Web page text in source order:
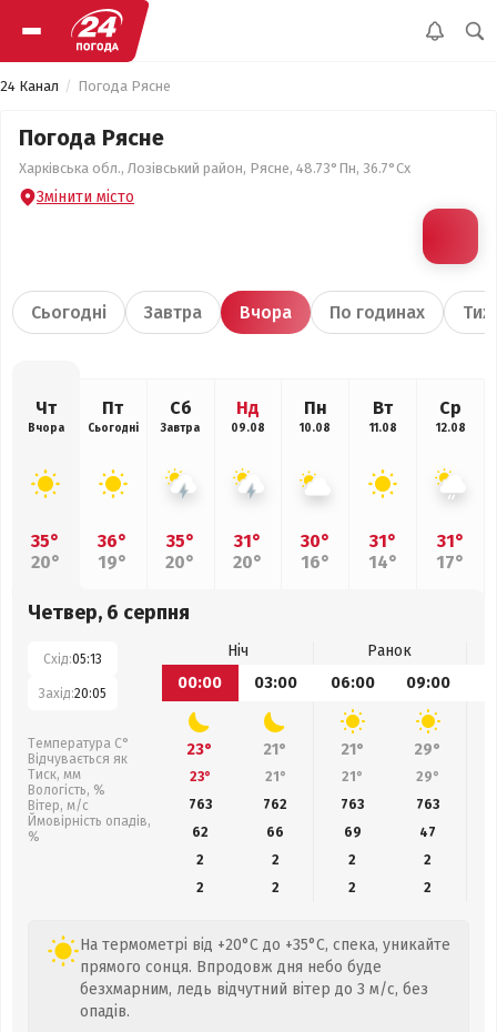
24 Канал Погода Рясне
Погода Рясне
Харківська обл., Лозівський район, Рясне, 48.73°Пн, 36.7°Сх
Змінити місто
Сьогодні Завтра Вчора По годинах
Чт
Вчора
35°
20°
Пт
Сьогодні
36°
19°
Сб
Завтра
35°
20°
Нд
09.08
31°
20°
Пн
10.08
30°
16°
Вт
11.08
31°
14°
Ср
12.08
31°
17°
Четвер, 6 серпня
Схід:05:13
Захід:20:05
Температура С°
Відчувається як
Тиск, мм
Вологість, %
Вітер, м/с
Ймовірність опадів,
%
Ніч
Ранок
00:00
03:00 06:00 09:00
23° 21° 21° 29°
23° 21° 21° 29°
763
762 763 763
62
66 69 47
2
2 2
2
2
2 2 2
На термометрі від +20°C до +35°C, спека, уникайте
прямого сонця. Впродовж дня небо буде
безхмарним, ледь відчутний вітер до 3 м/с, без
опадів.